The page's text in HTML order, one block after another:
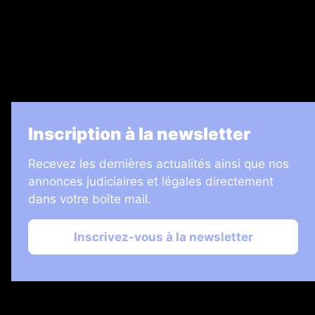
Inscription à la newsletter
Recevez les dernières actualités ainsi que nos
annonces judiciaires et légales directement
dans votre boîte mail.
Inscrivez-vous à la newsletter